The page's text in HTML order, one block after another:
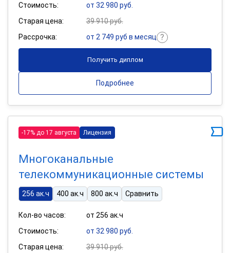
Стоимость:
от 32 980 руб.
Старая цена:
39 910 руб.
Рассрочка:
от 2 749 руб в месяц
Получить диплом
Подробнее
-17% до 17 августа Лицензия
Многоканальные
телекоммуникационные системы
256 ак.ч 400 ак.ч 800 ак.ч Сравнить
Кол-во часов:
от 256 ак.ч
Стоимость:
от 32 980 руб.
Старая цена:
39 910 руб.